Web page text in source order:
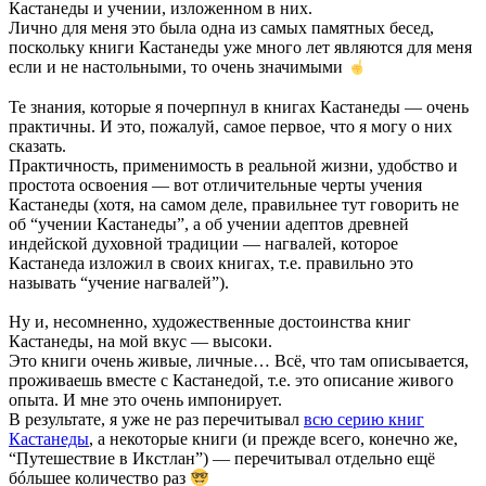
Кастанеды и учении, изложенном в них.
Лично для меня это была одна из самых памятных бесед,
поскольку книги Кастанеды уже много лет являются для меня
если и не настольными, то очень значимыми
Те знания, которые я почерпнул в книгах Кастанеды — очень
практичны. И это, пожалуй, самое первое, что я могу о них
сказать.
Практичность, применимость в реальной жизни, удобство и
простота освоения — вот отличительные черты учения
Кастанеды (хотя, на самом деле, правильнее тут говорить не
об “учении Кастанеды”, а об учении адептов древней
индейской духовной традиции — нагвалей, которое
Кастанеда изложил в своих книгах, т.е. правильно это
называть “учение нагвалей”).
Ну и, несомненно, художественные достоинства книг
Кастанеды, на мой вкус — высоки.
Это книги очень живые, личные… Всё, что там описывается,
проживаешь вместе с Кастанедой, т.е. это описание живого
опыта. И мне это очень импонирует.
В результате, я уже не раз перечитывал всю серию книг
Кастанеды, а некоторые книги (и прежде всего, конечно же,
“Путешествие в Икстлан”) — перечитывал отдельно ещё
бóльшее количество раз